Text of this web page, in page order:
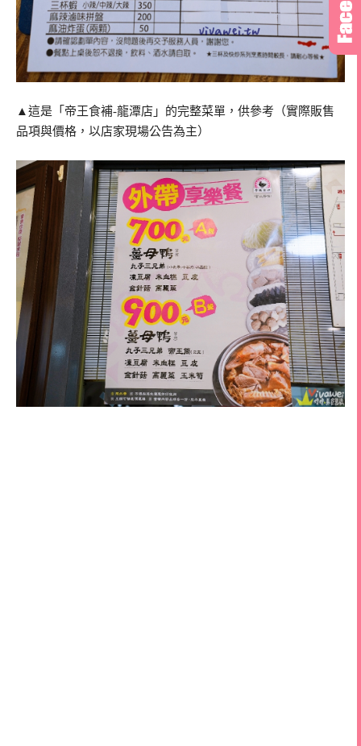
▲這是「帝王食補-龍潭店」的完整菜單，供參考（實際販售
品項與價格，以店家現場公告為主）